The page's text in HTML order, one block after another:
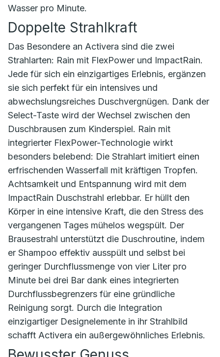
Wasser pro Minute.
Doppelte Strahlkraft
Das Besondere an Activera sind die zwei
Strahlarten: Rain mit FlexPower und ImpactRain.
Jede für sich ein einzigartiges Erlebnis, ergänzen
sie sich perfekt für ein intensives und
abwechslungsreiches Duschvergnügen. Dank der
Select-Taste wird der Wechsel zwischen den
Duschbrausen zum Kinderspiel. Rain mit
integrierter FlexPower-Technologie wirkt
besonders belebend: Die Strahlart imitiert einen
erfrischenden Wasserfall mit kräftigen Tropfen.
Achtsamkeit und Entspannung wird mit dem
ImpactRain Duschstrahl erlebbar. Er hüllt den
Körper in eine intensive Kraft, die den Stress des
vergangenen Tages mühelos wegspült. Der
Brausestrahl unterstützt die Duschroutine, indem
er Shampoo effektiv ausspült und selbst bei
geringer Durchflussmenge von vier Liter pro
Minute bei drei Bar dank eines integrierten
Durchflussbegrenzers für eine gründliche
Reinigung sorgt. Durch die Integration
einzigartiger Designelemente in ihr Strahlbild
schafft Activera ein außergewöhnliches Erlebnis.